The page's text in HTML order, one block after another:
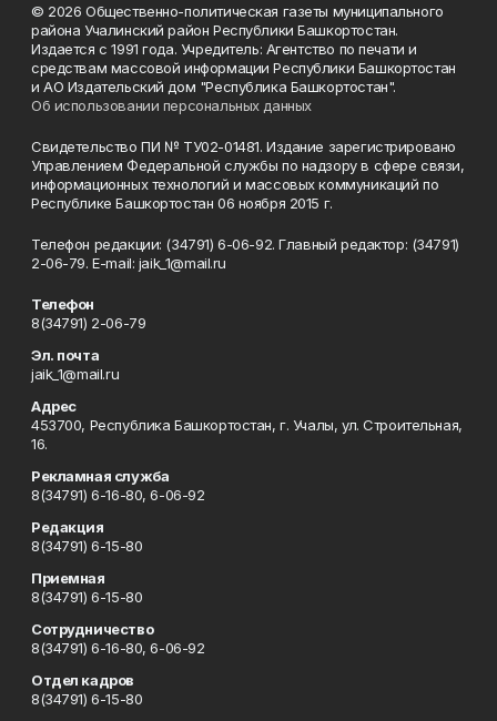
© 2026 Общественно-политическая газеты муниципального
района Учалинский район Республики Башкортостан.
Издается с 1991 года. Учредитель: Агентство по печати и
средствам массовой информации Республики Башкортостан
и АО Издательский дом "Республика Башкортостан".
Об использовании персональных данных
Свидетельство ПИ № ТУ02-01481. Издание зарегистрировано
Управлением Федеральной службы по надзору в сфере связи,
информационных технологий и массовых коммуникаций по
Республике Башкортостан 06 ноября 2015 г.
Телефон редакции: (34791) 6-06-92. Главный редактор: (34791)
2-06-79. Е-mаil: jaik_1@mail.ru
Телефон
8(34791) 2-06-79
Эл. почта
jaik_1@mail.ru
Адрес
453700, Республика Башкортостан, г. Учалы, ул. Строительная,
16.
Рекламная служба
8(34791) 6-16-80, 6-06-92
Редакция
8(34791) 6-15-80
Приемная
8(34791) 6-15-80
Сотрудничество
8(34791) 6-16-80, 6-06-92
Отдел кадров
8(34791) 6-15-80